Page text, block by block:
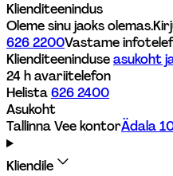
Klienditeenindus
Oleme sinu jaoks olemas.
626 2200Vastame
Klienditeeninduse asukoht
24 h avariitelefon
Helista 626 2400
Asukoht
Tallinna Vee kontorÄdala
Kliendile